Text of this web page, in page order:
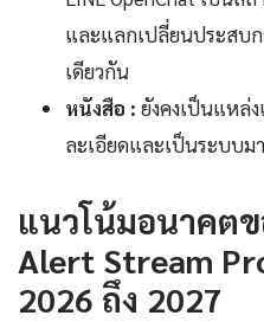
และแลกเปลี่ยนประสบ
เดียวกัน
หนังสือ : ยังคงเป็นแหล่
ละเอียดและเป็นระบบ
แนวโน้มอนาคตข
Alert Stream
2026 ถึง 2027